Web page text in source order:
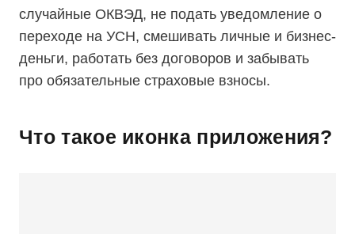
случайные ОКВЭД, не подать уведомление о
переходе на УСН, смешивать личные и бизнес-
деньги, работать без договоров и забывать
про обязательные страховые взносы.
Что такое иконка приложения?